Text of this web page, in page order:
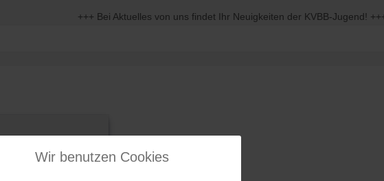
+++ Bei Aktuelles von uns findet Ihr Neuigkeiten der KVBB-Jugend! +++
Wir benutzen Cookies